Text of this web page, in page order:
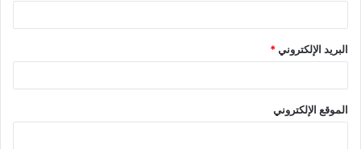
البريد الإلكتروني*
الموقع الإلكتروني